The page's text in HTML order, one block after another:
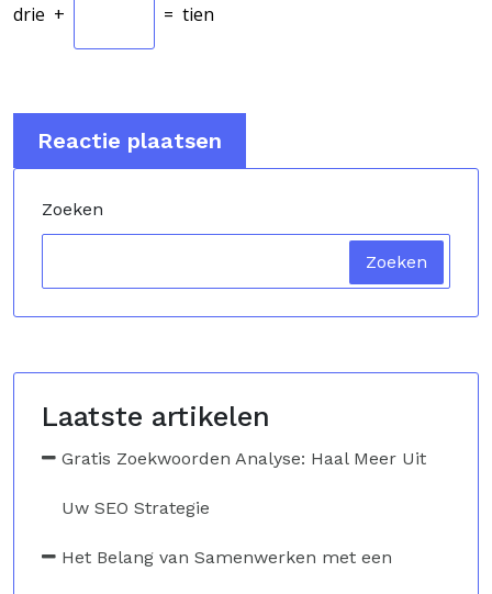
drie + = tien
Zoeken
Zoeken
Laatste artikelen
Gratis Zoekwoorden Analyse: Haal Meer Uit
Uw SEO Strategie
Het Belang van Samenwerken met een